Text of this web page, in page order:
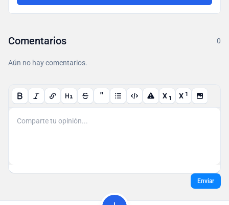
Comentarios 0
Aún no hay comentarios.
" X 1 X 1
Enviar